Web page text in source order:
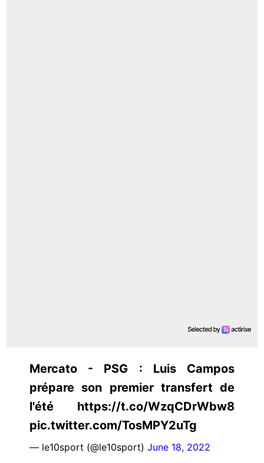
Mercato - PSG : Luis Campos
prépare son premier transfert de
l'été https://t.co/WzqCDrWbw8
pic.twitter.com/TosMPY2uTg
— le10sport (@le10sport) June 18, 2022